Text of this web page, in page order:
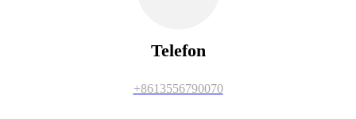
Telefon
+8613556790070